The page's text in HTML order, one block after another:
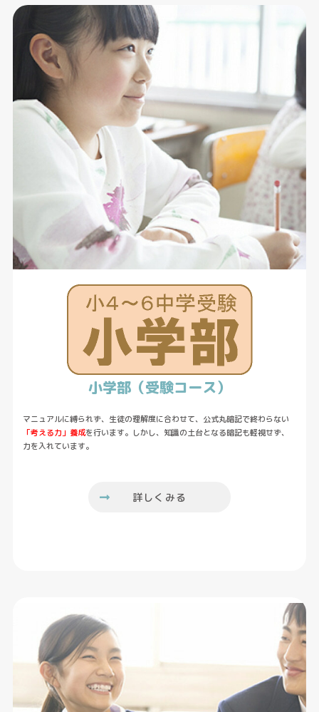
小学部（受験コース）
マニュアルに縛られず、生徒の理解度に合わせて、公式丸暗記で終わらない
「考える力」養成を行います。しかし、知識の土台となる暗記も軽視せず、
力を入れています。
詳しくみる